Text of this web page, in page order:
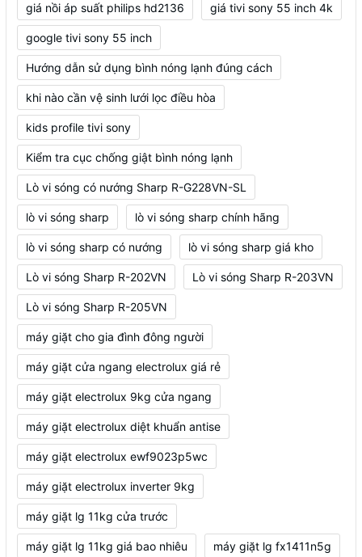
giá nồi áp suất philips hd2136 giá tivi sony 55 inch 4k
google tivi sony 55 inch
Hướng dẫn sử dụng bình nóng lạnh đúng cách
khi nào cần vệ sinh lưới lọc điều hòa
kids profile tivi sony
Kiểm tra cục chống giật bình nóng lạnh
Lò vi sóng có nướng Sharp R-G228VN-SL
lò vi sóng sharp lò vi sóng sharp chính hãng
lò vi sóng sharp có nướng lò vi sóng sharp giá kho
Lò vi sóng Sharp R-202VN Lò vi sóng Sharp R-203VN
Lò vi sóng Sharp R-205VN
máy giặt cho gia đình đông người
máy giặt cửa ngang electrolux giá rẻ
máy giặt electrolux 9kg cửa ngang
máy giặt electrolux diệt khuẩn antise
máy giặt electrolux ewf9023p5wc
máy giặt electrolux inverter 9kg
máy giặt lg 11kg cửa trước
máy giặt lg 11kg giá bao nhiêu máy giặt lg fx1411n5g